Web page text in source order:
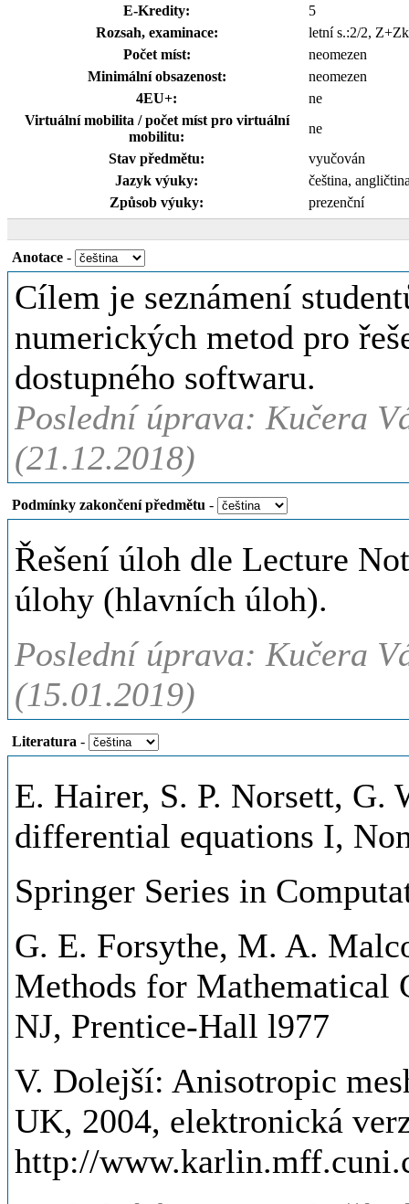
E-Kredity:
5
Rozsah, examinace:
letní s.:2/2,
Počet míst:
neomezen
Minimální obsazenost:
neomezen
4EU+:
ne
Virtuální mobilita / počet míst pro virtuální
mobilitu:
ne
Stav předmětu:
vyučován
Jazyk výuky:
čeština,
Způsob výuky:
prezenční
Anotace -
Cílem je seznámení
numerických metod pro
dostupného softwaru.
Poslední úprava: Kučera
(21.12.2018)
Podmínky zakončení předmětu -
Řešení úloh dle Lecture
úlohy (hlavních úloh).
Poslední úprava: Kučera
(15.01.2019)
Literatura -
E. Hairer, S. P. Norsett, G.
differential equations I,
Springer Series in
G. E. Forsythe, M. A.
Methods for Mathematical
NJ, Prentice-Hall l977
V. Dolejší: Anisotropic
UK, 2004, elektronická
http://